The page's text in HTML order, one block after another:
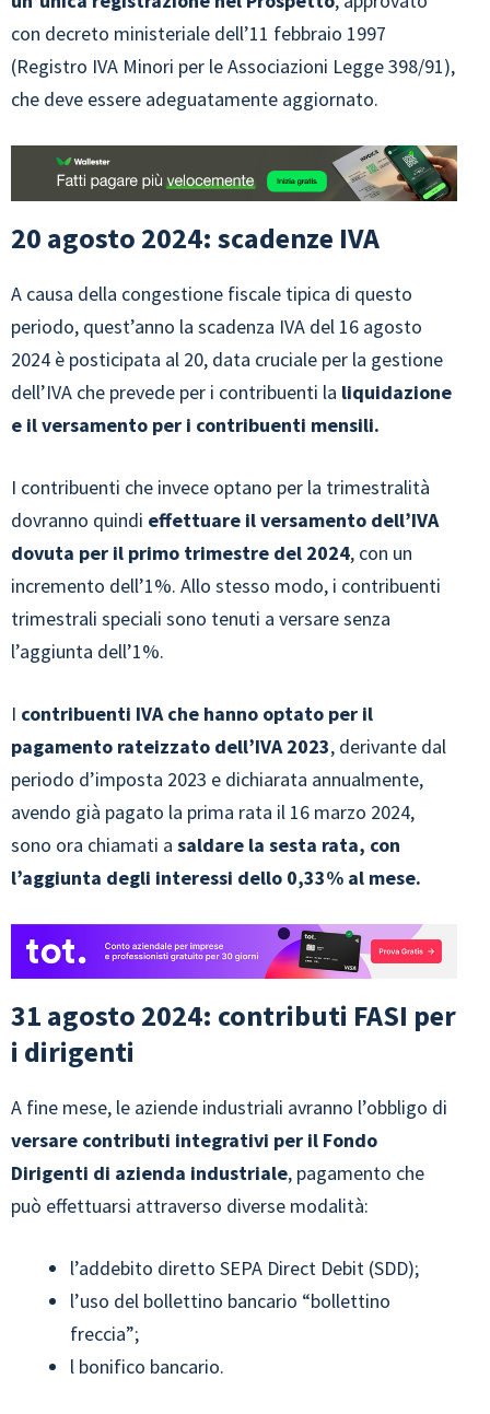
con decreto ministeriale dell’11 febbraio 1997
(Registro IVA Minori per le Associazioni Legge 398/91),
che deve essere adeguatamente aggiornato.
20 agosto 2024: scadenze IVA
A causa della congestione fiscale tipica di questo
periodo, quest’anno la scadenza IVA del 16 agosto
2024 è posticipata al 20, data cruciale per la gestione
dell’IVA che prevede per i contribuenti la liquidazione
e il versamento per i contribuenti mensili.
I contribuenti che invece optano per la trimestralità
dovranno quindi effettuare il versamento dell’IVA
dovuta per il primo trimestre del 2024, con un
incremento dell’1%. Allo stesso modo, i contribuenti
trimestrali speciali sono tenuti a versare senza
l’aggiunta dell’1%.
I contribuenti IVA che hanno optato per il
pagamento rateizzato dell’IVA 2023, derivante dal
periodo d’imposta 2023 e dichiarata annualmente,
avendo già pagato la prima rata il 16 marzo 2024,
sono ora chiamati a saldare la sesta rata, con
l’aggiunta degli interessi dello 0,33% al mese.
31 agosto 2024: contributi FASI per
i dirigenti
A fine mese, le aziende industriali avranno l’obbligo di
versare contributi integrativi per il Fondo
Dirigenti di azienda industriale, pagamento che
può effettuarsi attraverso diverse modalità:
l’addebito diretto SEPA Direct Debit (SDD);
l’uso del bollettino bancario “bollettino
freccia”;
l bonifico bancario.